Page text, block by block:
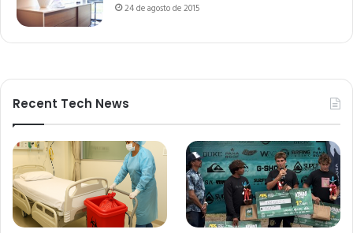
24 de agosto de 2015
Recent Tech News